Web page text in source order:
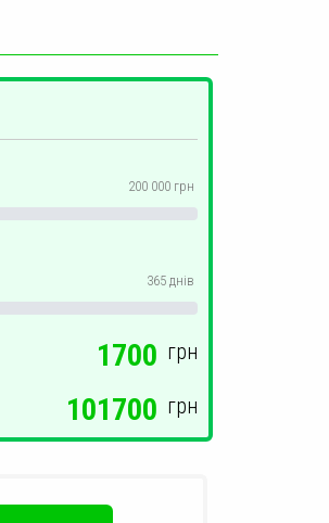
200 000 грн
365 днів
1700 грн
101700 грн